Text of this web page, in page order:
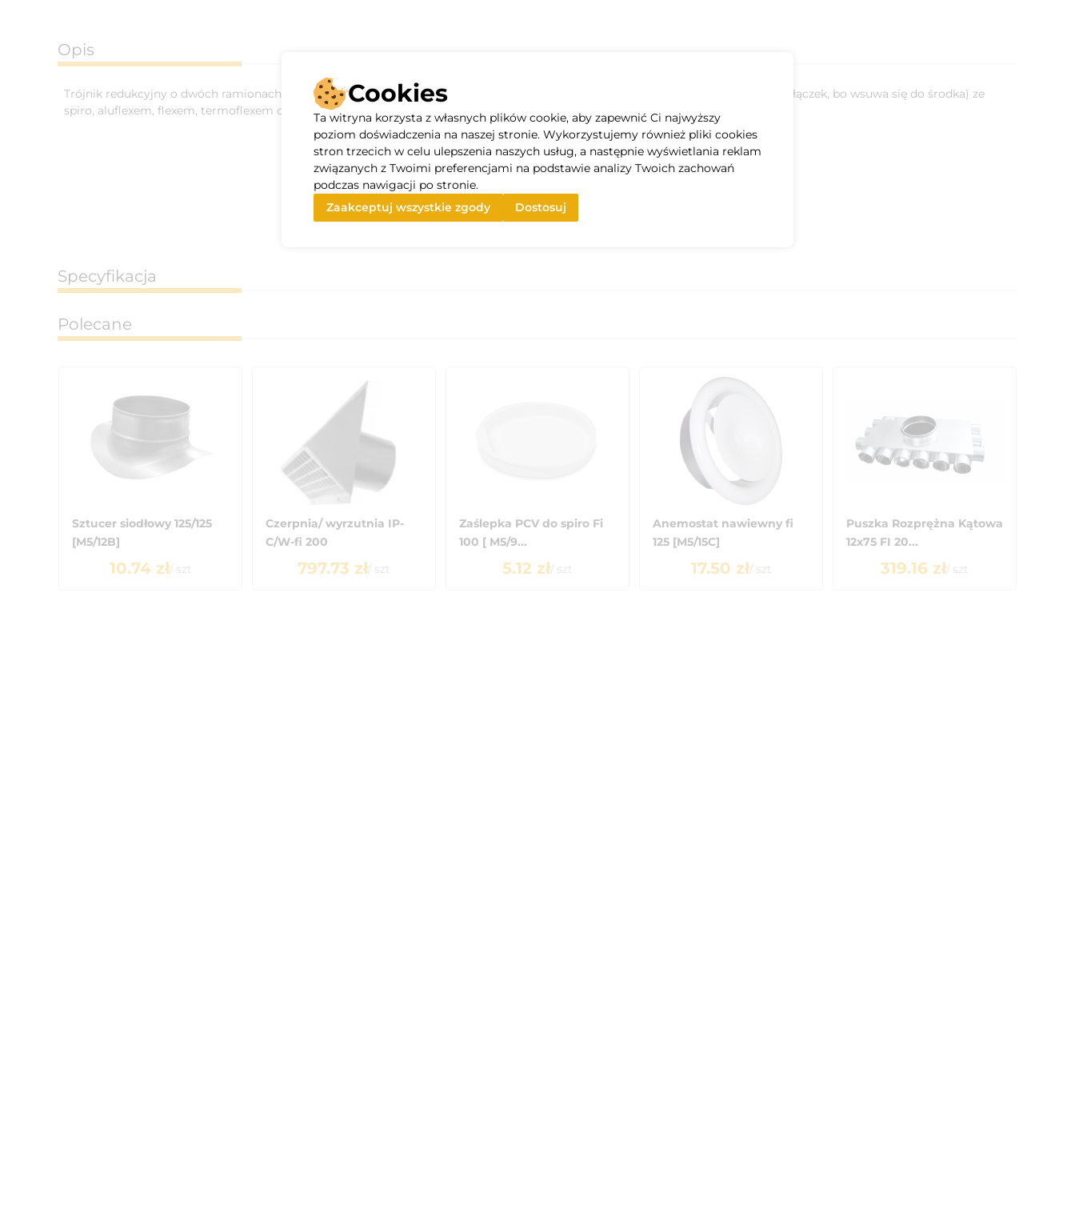
Opis
Trójnik redukcyjny o dwóch ramionach Ø315 i odnodze, do której można połączyć rurę Ø315. Łączy się bezpośrednio (bez żadnych złączek, bo wsuwa się do środka) ze
spiro, aluflexem, flexem, termoflexem o tej samej średnicy.
Specyfikacja
Polecane
Sztucer siodłowy 125/125
[M5/12B]
10.74zł/ szt
Czerpnia/ wyrzutnia IP-
C/W-fi 200
797.73 zł/ szt
Zaślepka PCV do spiro Fi
100 [ M5/9...
5.12 zł/ szt
Anemostat nawiewny fi
125 [M5/15C]
17.50 zł/ szt
Puszka Rozprężna Kątowa
12x75 FI 20...
319.16 zł/ szt
Cookies
Ta witryna korzysta z własnych plików cookie, aby zapewnić Ci najwyższy
poziom doświadczenia na naszej stronie. Wykorzystujemy również pliki cookies
stron trzecich w celu ulepszenia naszych usług, a następnie wyświetlania reklam
związanych z Twoimi preferencjami na podstawie analizy Twoich zachowań
podczas nawigacji po stronie.
Zaakceptuj wszystkie zgody
Dostosuj